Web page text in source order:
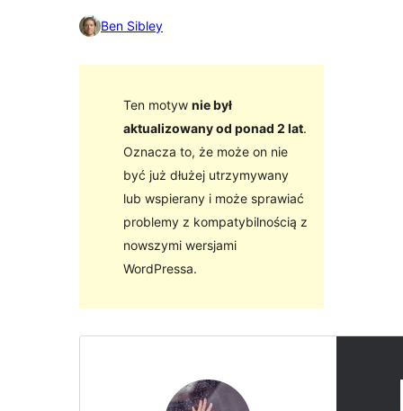
Ben Sibley
Ten motyw nie był
aktualizowany od ponad 2 lat.
Oznacza to, że może on nie
być już dłużej utrzymywany
lub wspierany i może sprawiać
problemy z kompatybilnością z
nowszymi wersjami
WordPressa.